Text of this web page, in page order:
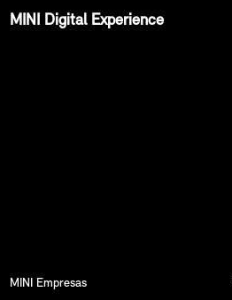
MINI Digital Experience
MINI Empresas